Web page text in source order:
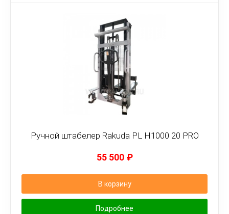
Ручной штабелер Rakuda PL H1000 20 PRO
55 500 ₽
В корзину
Подробнее